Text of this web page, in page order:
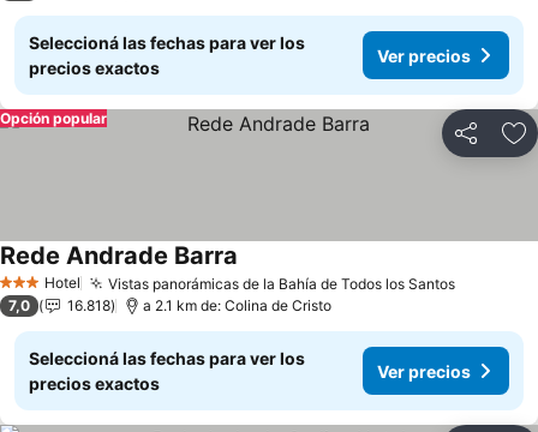
Seleccioná las fechas para ver los
precios exactos
Ver precios
Compartir
Opción popular
3 Estrellas
Hotel Vistas panorámicas de la Bahía de Todos los SantosVer
Rede Andrade Barra
7,0 16.818 a 2.1 km de: Colina de Cristo
Seleccioná las fechas para ver los
precios exactos
Ver precios